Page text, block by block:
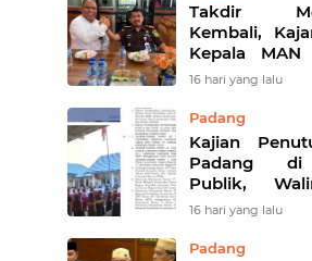
Takdir
Kembali,
Kepala MAN
Setelah
16 hari yang lalu
Padang
Kajian
Padang di
Publik,
Sindiran
16 hari yang lalu
Padang